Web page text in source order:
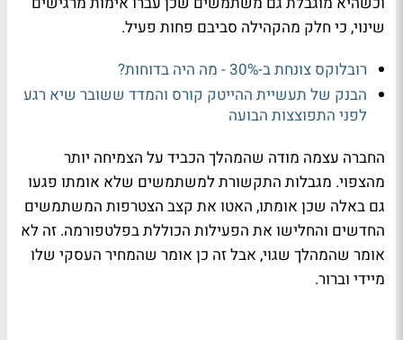
שינוי, כי חלק מהקהילה סביבם פחות פעיל.
רובלוקס צונחת ב-30% - מה היה בדוחות?
הבנק של תעשיית ההייטק קורס והמדד ששובר שיא רגע
לפני התפוצצות הבועה
החברה עצמה מודה שהמהלך הכביד על הצמיחה יותר
מהצפוי. מגבלות התקשורת למשתמשים שלא אומתו פגעו
גם באלה שכן אומתו, האטו את קצב הצטרפות המשתמשים
החדשים והחלישו את הפעילות הכוללת בפלטפורמה. זה לא
אומר שהמהלך שגוי, אבל זה כן אומר שהמחיר העסקי שלו
מיידי וברור.